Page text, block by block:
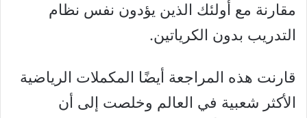
مقارنة مع أولئك الذين يؤدون نفس نظام
التدريب بدون الكرياتين.
قارنت هذه المراجعة أيضًا المكملات الرياضية
الأكثر شعبية في العالم وخلصت إلى أن